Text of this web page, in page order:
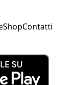
ShopContatti